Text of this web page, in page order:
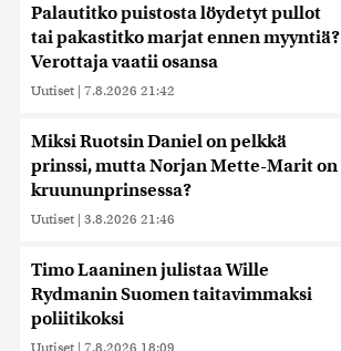
Palautitko puistosta löydetyt pullot
tai pakastitko marjat ennen myyntiä?
Verottaja vaatii osansa
Uutiset | 7.8.2026 21:42
Miksi Ruotsin Daniel on pelkkä
prinssi, mutta Norjan Mette-Marit on
kruununprinsessa?
Uutiset | 3.8.2026 21:46
Timo Laaninen julistaa Wille
Rydmanin Suomen taitavimmaksi
poliitikoksi
Uutiset | 7.8.2026 18:09